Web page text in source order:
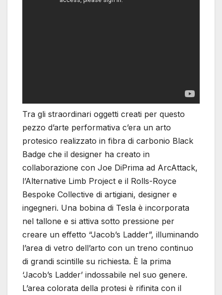
Tra gli straordinari oggetti creati per questo
pezzo d’arte performativa c’era un arto
protesico realizzato in fibra di carbonio Black
Badge che il designer ha creato in
collaborazione con Joe DiPrima ad ArcAttack,
l’Alternative Limb Project e il Rolls-Royce
Bespoke Collective di artigiani, designer e
ingegneri. Una bobina di Tesla è incorporata
nel tallone e si attiva sotto pressione per
creare un effetto “Jacob’s Ladder”, illuminando
l’area di vetro dell’arto con un treno continuo
di grandi scintille su richiesta. È la prima
‘Jacob’s Ladder’ indossabile nel suo genere.
L’area colorata della protesi è rifinita con il